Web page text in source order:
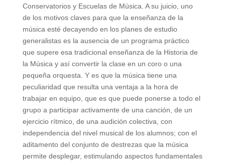
Conservatorios y Escuelas de Música. A su juicio, uno
de los motivos claves para que la enseñanza de la
música esté decayendo en los planes de estudio
generalistas es la ausencia de un programa práctico
que supere esa tradicional enseñanza de la Historia de
la Música y así convertir la clase en un coro o una
pequeña orquesta. Y es que la música tiene una
peculiaridad que resulta una ventaja a la hora de
trabajar en equipo, que es que puede ponerse a todo el
grupo a participar activamente de una canción, de un
ejercicio rítmico, de una audición colectiva, con
independencia del nivel musical de los alumnos; con el
aditamento del conjunto de destrezas que la música
permite desplegar, estimulando aspectos fundamentales